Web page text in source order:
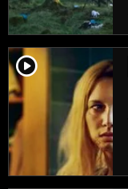
player2